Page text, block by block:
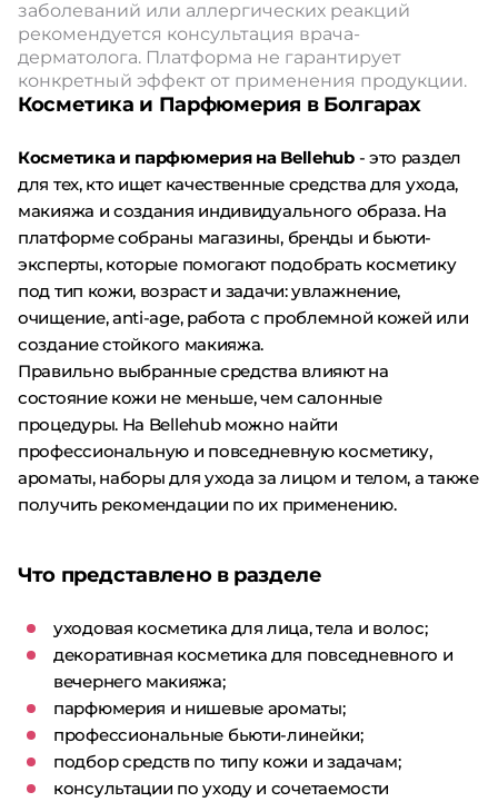
заболеваний или аллергических реакций
рекомендуется консультация врача-
дерматолога. Платформа не гарантирует
конкретный эффект от применения продукции.
Косметика и Парфюмерия в Болгарах
Косметика и парфюмерия на Bellehub- это раздел
для тех, кто ищет качественные средства для ухода,
макияжа и создания индивидуального образа. На
платформе собраны магазины, бренды и бьюти-
эксперты, которые помогают подобрать косметику
под тип кожи, возраст и задачи: увлажнение,
очищение, anti-age, работа с проблемной кожей или
создание стойкого макияжа.
Правильно выбранные средства влияют на
состояние кожи не меньше, чем салонные
процедуры. На Bellehub можно найти
профессиональную и повседневную косметику,
ароматы, наборы для ухода за лицом и телом, а также
получить рекомендации по их применению.
Что представлено в разделе
уходовая косметика для лица, тела и волос;
декоративная косметика для повседневного и
вечернего макияжа;
парфюмерия и нишевые ароматы;
профессиональные бьюти-линейки;
подбор средств по типу кожи и задачам;
консультации по уходу и сочетаемости